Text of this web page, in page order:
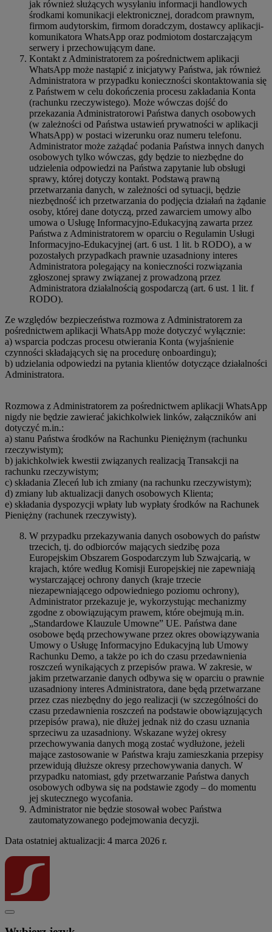
jak również służących wysyłaniu informacji handlowych
środkami komunikacji elektronicznej, doradcom prawnym,
firmom audytorskim, firmom doradczym, dostawcy aplikacji-
komunikatora WhatsApp oraz podmiotom dostarczającym
serwery i przechowującym dane.
Kontakt z Administratorem za pośrednictwem aplikacji
WhatsApp może nastąpić z inicjatywy Państwa, jak również
Administratora w przypadku konieczności skontaktowania się
z Państwem w celu dokończenia procesu zakładania Konta
(rachunku rzeczywistego). Może wówczas dojść do
przekazania Administratorowi Państwa danych osobowych
(w zależności od Państwa ustawień prywatności w aplikacji
WhatsApp) w postaci wizerunku oraz numeru telefonu.
Administrator może zażądać podania Państwa innych danych
osobowych tylko wówczas, gdy będzie to niezbędne do
udzielenia odpowiedzi na Państwa zapytanie lub obsługi
sprawy, której dotyczy kontakt. Podstawą prawną
przetwarzania danych, w zależności od sytuacji, będzie
niezbędność ich przetwarzania do podjęcia działań na żądanie
osoby, której dane dotyczą, przed zawarciem umowy albo
umowa o Usługę Informacyjno-Edukacyjną zawarta przez
Państwa z Administratorem w oparciu o Regulamin Usługi
Informacyjno-Edukacyjnej (art. 6 ust. 1 lit. b RODO), a w
pozostałych przypadkach prawnie uzasadniony interes
Administratora polegający na konieczności rozwiązania
zgłoszonej sprawy związanej z prowadzoną przez
Administratora działalnością gospodarczą (art. 6 ust. 1 lit. f
RODO).
Ze względów bezpieczeństwa rozmowa z Administratorem za
pośrednictwem aplikacji WhatsApp może dotyczyć wyłącznie:
a) wsparcia podczas procesu otwierania Konta (wyjaśnienie
czynności składających się na procedurę onboardingu);
b) udzielania odpowiedzi na pytania klientów dotyczące działalności
Administratora.
Rozmowa z Administratorem za pośrednictwem aplikacji WhatsApp
nigdy nie będzie zawierać jakichkolwiek linków, załączników ani
dotyczyć m.in.:
a) stanu Państwa środków na Rachunku Pieniężnym (rachunku
rzeczywistym);
b) jakichkolwiek kwestii związanych realizacją Transakcji na
rachunku rzeczywistym;
c) składania Zleceń lub ich zmiany (na rachunku rzeczywistym);
d) zmiany lub aktualizacji danych osobowych Klienta;
e) składania dyspozycji wpłaty lub wypłaty środków na Rachunek
Pieniężny (rachunek rzeczywisty).
W przypadku przekazywania danych osobowych do państw
trzecich, tj. do odbiorców mających siedzibę poza
Europejskim Obszarem Gospodarczym lub Szwajcarią, w
krajach, które według Komisji Europejskiej nie zapewniają
wystarczającej ochrony danych (kraje trzecie
niezapewniającego odpowiedniego poziomu ochrony),
Administrator przekazuje je, wykorzystując mechanizmy
zgodne z obowiązującym prawem, które obejmują m.in.
„Standardowe Klauzule Umowne” UE. Państwa dane
osobowe będą przechowywane przez okres obowiązywania
Umowy o Usługę Informacyjno Edukacyjną lub Umowy
Rachunku Demo, a także po ich do czasu przedawnienia
roszczeń wynikających z przepisów prawa. W zakresie, w
jakim przetwarzanie danych odbywa się w oparciu o prawnie
uzasadniony interes Administratora, dane będą przetwarzane
przez czas niezbędny do jego realizacji (w szczególności do
czasu przedawnienia roszczeń na podstawie obowiązujących
przepisów prawa), nie dłużej jednak niż do czasu uznania
sprzeciwu za uzasadniony. Wskazane wyżej okresy
przechowywania danych mogą zostać wydłużone, jeżeli
mające zastosowanie w Państwa kraju zamieszkania przepisy
przewidują dłuższe okresy przechowywania danych. W
przypadku natomiast, gdy przetwarzanie Państwa danych
osobowych odbywa się na podstawie zgody – do momentu
jej skutecznego wycofania.
Administrator nie będzie stosował wobec Państwa
zautomatyzowanego podejmowania decyzji.
Data ostatniej aktualizacji: 4 marca 2026 r.